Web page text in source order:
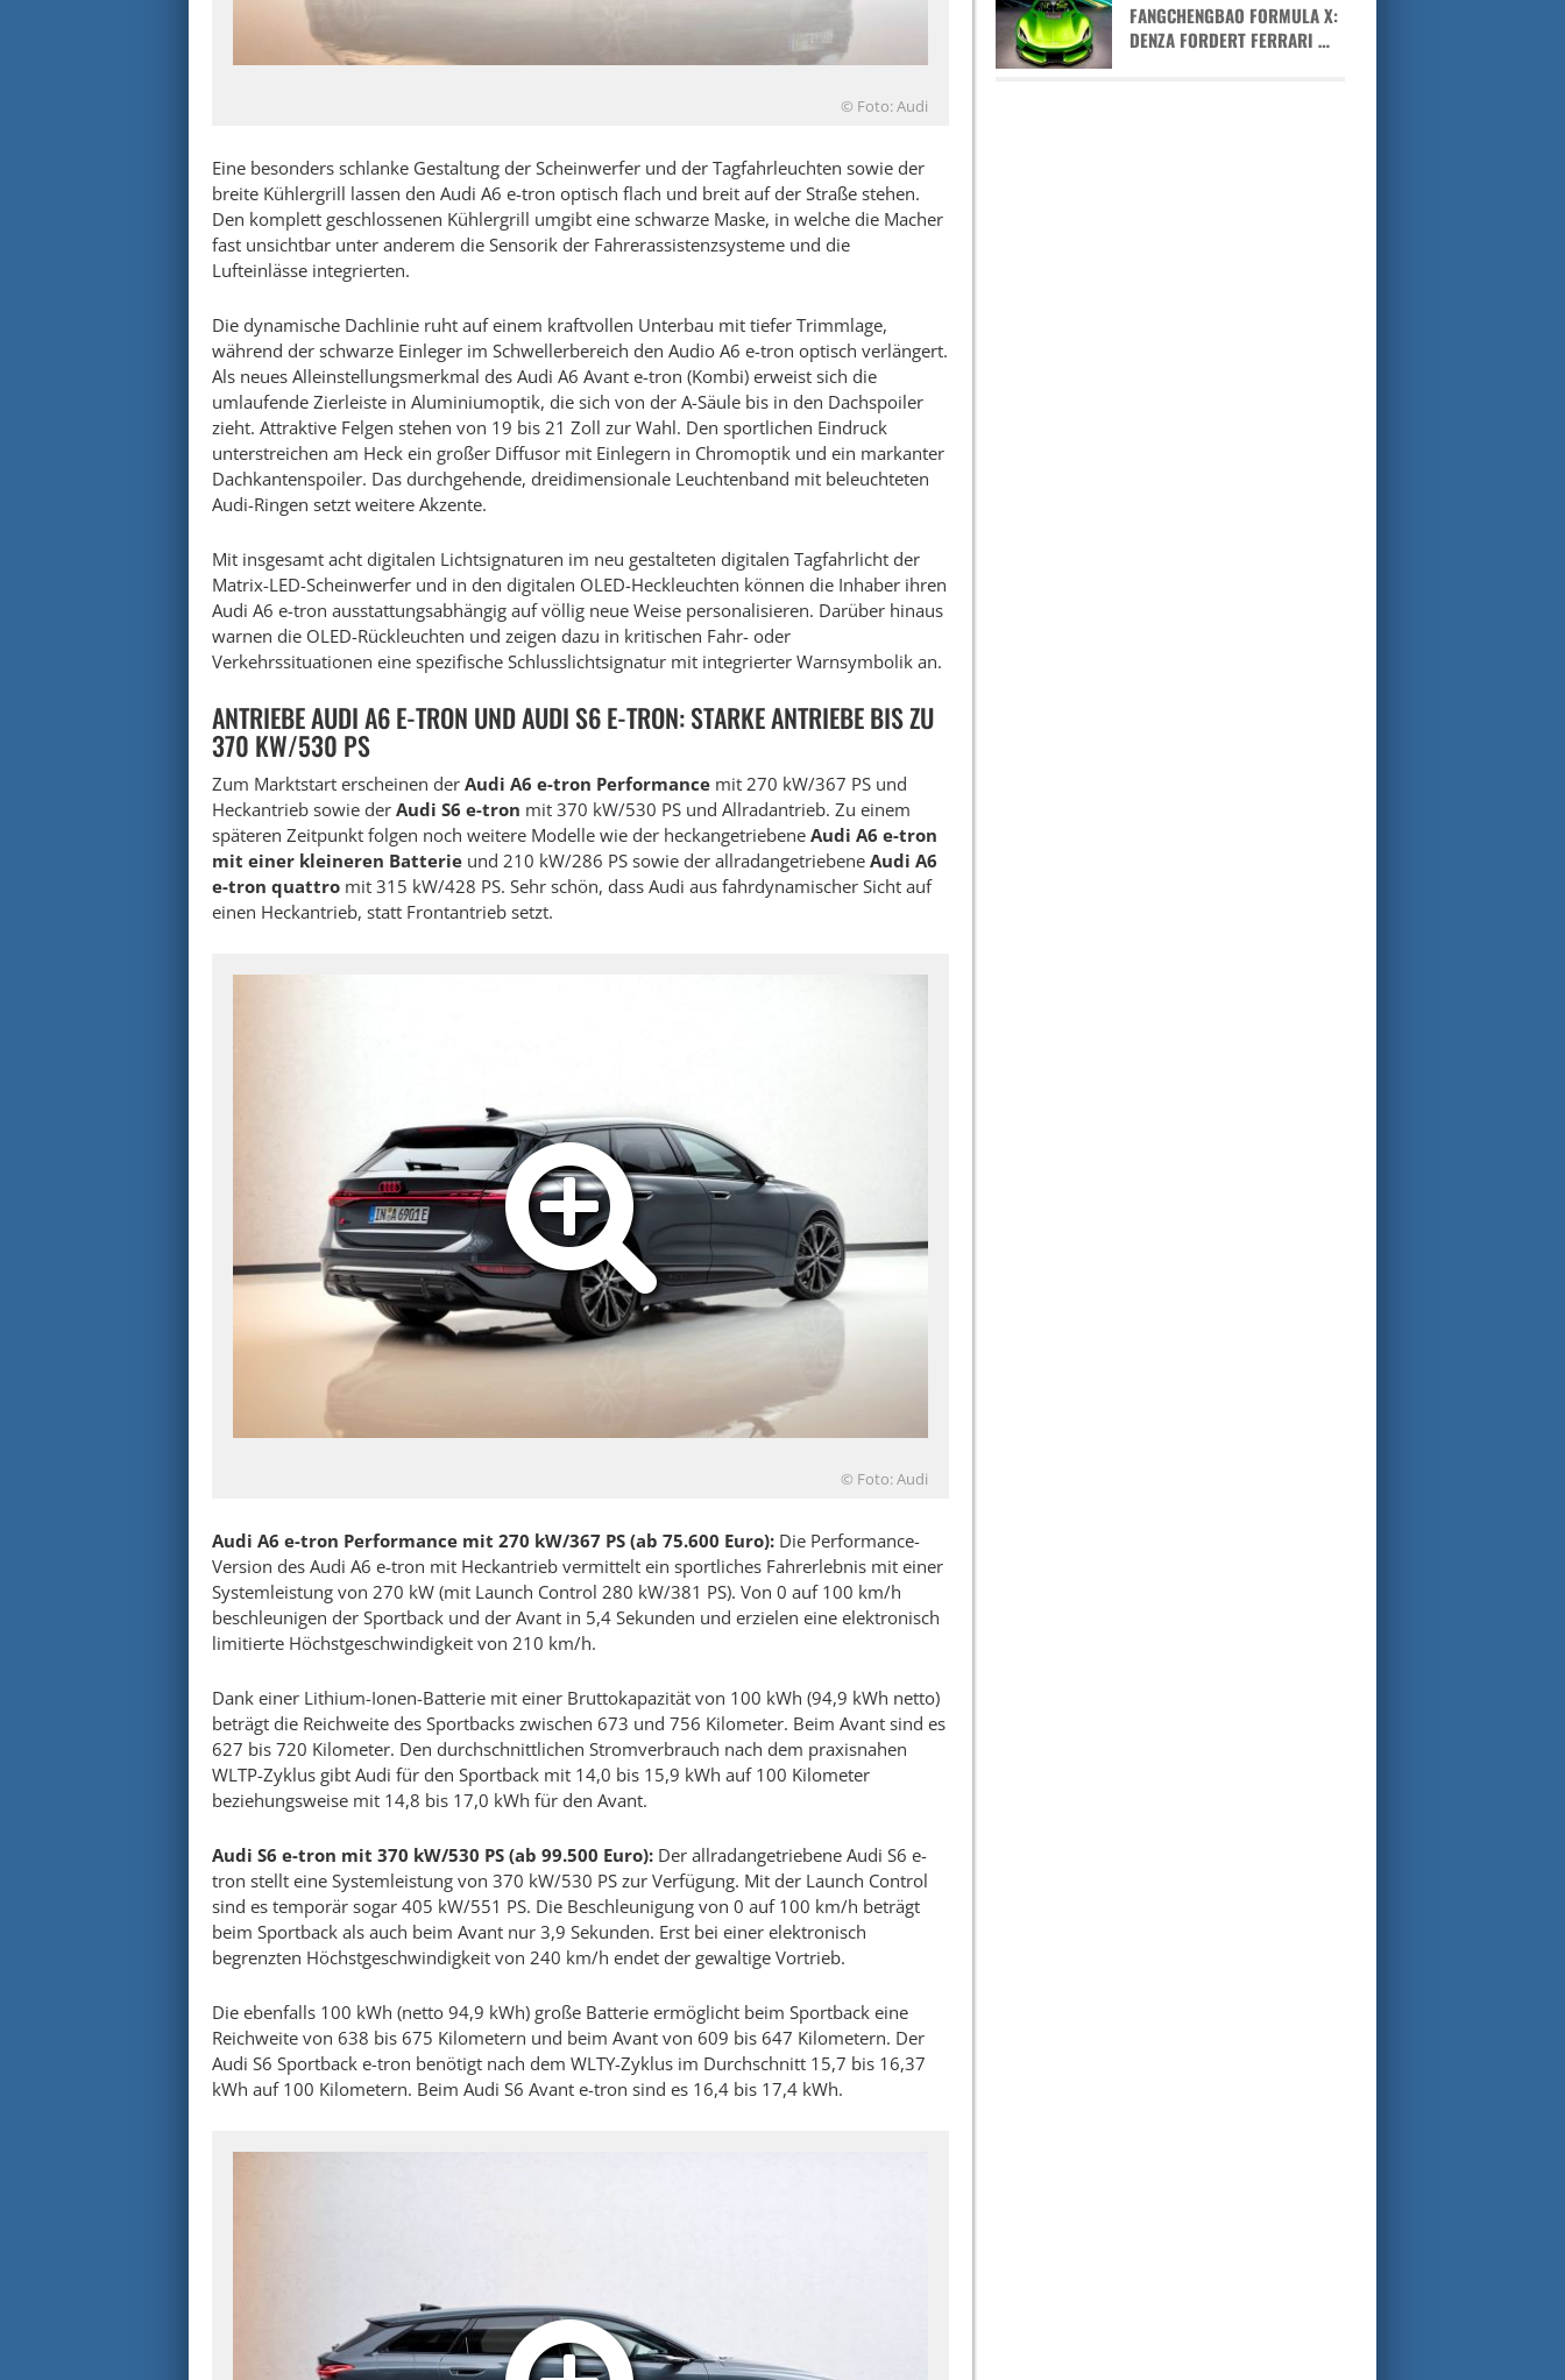
© Foto: Audi
Eine besonders schlanke Gestaltung der Scheinwerfer und der Tagfahrleuchten sowie der
breite Kühlergrill lassen den Audi A6 e-tron optisch flach und breit auf der Straße stehen.
Den komplett geschlossenen Kühlergrill umgibt eine schwarze Maske, in welche die Macher
fast unsichtbar unter anderem die Sensorik der Fahrerassistenzsysteme und die
Lufteinlässe integrierten.
Die dynamische Dachlinie ruht auf einem kraftvollen Unterbau mit tiefer Trimmlage,
während der schwarze Einleger im Schwellerbereich den Audio A6 e-tron optisch verlängert.
Als neues Alleinstellungsmerkmal des Audi A6 Avant e-tron (Kombi) erweist sich die
umlaufende Zierleiste in Aluminiumoptik, die sich von der A-Säule bis in den Dachspoiler
zieht. Attraktive Felgen stehen von 19 bis 21 Zoll zur Wahl. Den sportlichen Eindruck
unterstreichen am Heck ein großer Diffusor mit Einlegern in Chromoptik und ein markanter
Dachkantenspoiler. Das durchgehende, dreidimensionale Leuchtenband mit beleuchteten
Audi-Ringen setzt weitere Akzente.
Mit insgesamt acht digitalen Lichtsignaturen im neu gestalteten digitalen Tagfahrlicht der
Matrix-LED-Scheinwerfer und in den digitalen OLED-Heckleuchten können die Inhaber ihren
Audi A6 e-tron ausstattungsabhängig auf völlig neue Weise personalisieren. Darüber hinaus
warnen die OLED-Rückleuchten und zeigen dazu in kritischen Fahr- oder
Verkehrssituationen eine spezifische Schlusslichtsignatur mit integrierter Warnsymbolik an.
ANTRIEBE AUDI A6 E-TRON UND AUDI S6 E-TRON: STARKE ANTRIEBE BIS ZU
370 KW/530 PS
Zum Marktstart erscheinen der Audi A6 e-tron Performance mit 270 kW/367 PS und
Heckantrieb sowie der Audi S6 e-tron mit 370 kW/530 PS und Allradantrieb. Zu einem
späteren Zeitpunkt folgen noch weitere Modelle wie der heckangetriebene Audi A6 e-tron
mit einer kleineren Batterie und 210 kW/286 PS sowie der allradangetriebene Audi A6
e-tron quattro mit 315 kW/428 PS. Sehr schön, dass Audi aus fahrdynamischer Sicht auf
einen Heckantrieb, statt Frontantrieb setzt.
© Foto: Audi
Audi A6 e-tron Performance mit 270 kW/367 PS (ab 75.600 Euro): Die Performance-
Version des Audi A6 e-tron mit Heckantrieb vermittelt ein sportliches Fahrerlebnis mit einer
Systemleistung von 270 kW (mit Launch Control 280 kW/381 PS). Von 0 auf 100 km/h
beschleunigen der Sportback und der Avant in 5,4 Sekunden und erzielen eine elektronisch
limitierte Höchstgeschwindigkeit von 210 km/h.
Dank einer Lithium-Ionen-Batterie mit einer Bruttokapazität von 100 kWh (94,9 kWh netto)
beträgt die Reichweite des Sportbacks zwischen 673 und 756 Kilometer. Beim Avant sind es
627 bis 720 Kilometer. Den durchschnittlichen Stromverbrauch nach dem praxisnahen
WLTP-Zyklus gibt Audi für den Sportback mit 14,0 bis 15,9 kWh auf 100 Kilometer
beziehungsweise mit 14,8 bis 17,0 kWh für den Avant.
Audi S6 e-tron mit 370 kW/530 PS (ab 99.500 Euro): Der allradangetriebene Audi S6 e-
tron stellt eine Systemleistung von 370 kW/530 PS zur Verfügung. Mit der Launch Control
sind es temporär sogar 405 kW/551 PS. Die Beschleunigung von 0 auf 100 km/h beträgt
beim Sportback als auch beim Avant nur 3,9 Sekunden. Erst bei einer elektronisch
begrenzten Höchstgeschwindigkeit von 240 km/h endet der gewaltige Vortrieb.
Die ebenfalls 100 kWh (netto 94,9 kWh) große Batterie ermöglicht beim Sportback eine
Reichweite von 638 bis 675 Kilometern und beim Avant von 609 bis 647 Kilometern. Der
Audi S6 Sportback e-tron benötigt nach dem WLTY-Zyklus im Durchschnitt 15,7 bis 16,37
kWh auf 100 Kilometern. Beim Audi S6 Avant e-tron sind es 16,4 bis 17,4 kWh.
FANGCHENGBAO FORMULA X:
DENZA FORDERT FERRARI …